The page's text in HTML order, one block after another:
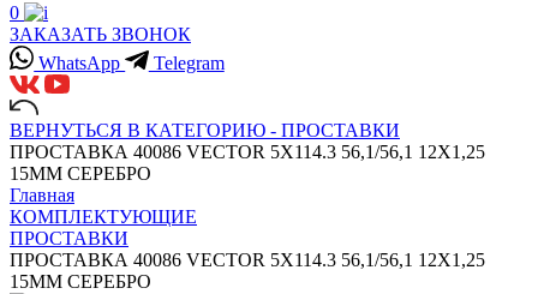
0
ЗАКАЗАТЬ ЗВОНОК
WhatsApp
Telegram
ВЕРНУТЬСЯ В КАТЕГОРИЮ - ПРОСТАВКИ
ПРОСТАВКА 40086 VECTOR 5X114.3 56,1/56,1 12X1,25
15MM СЕРЕБРО
Главная
КОМПЛЕКТУЮЩИЕ
ПРОСТАВКИ
ПРОСТАВКА 40086 VECTOR 5X114.3 56,1/56,1 12X1,25
15MM СЕРЕБРО